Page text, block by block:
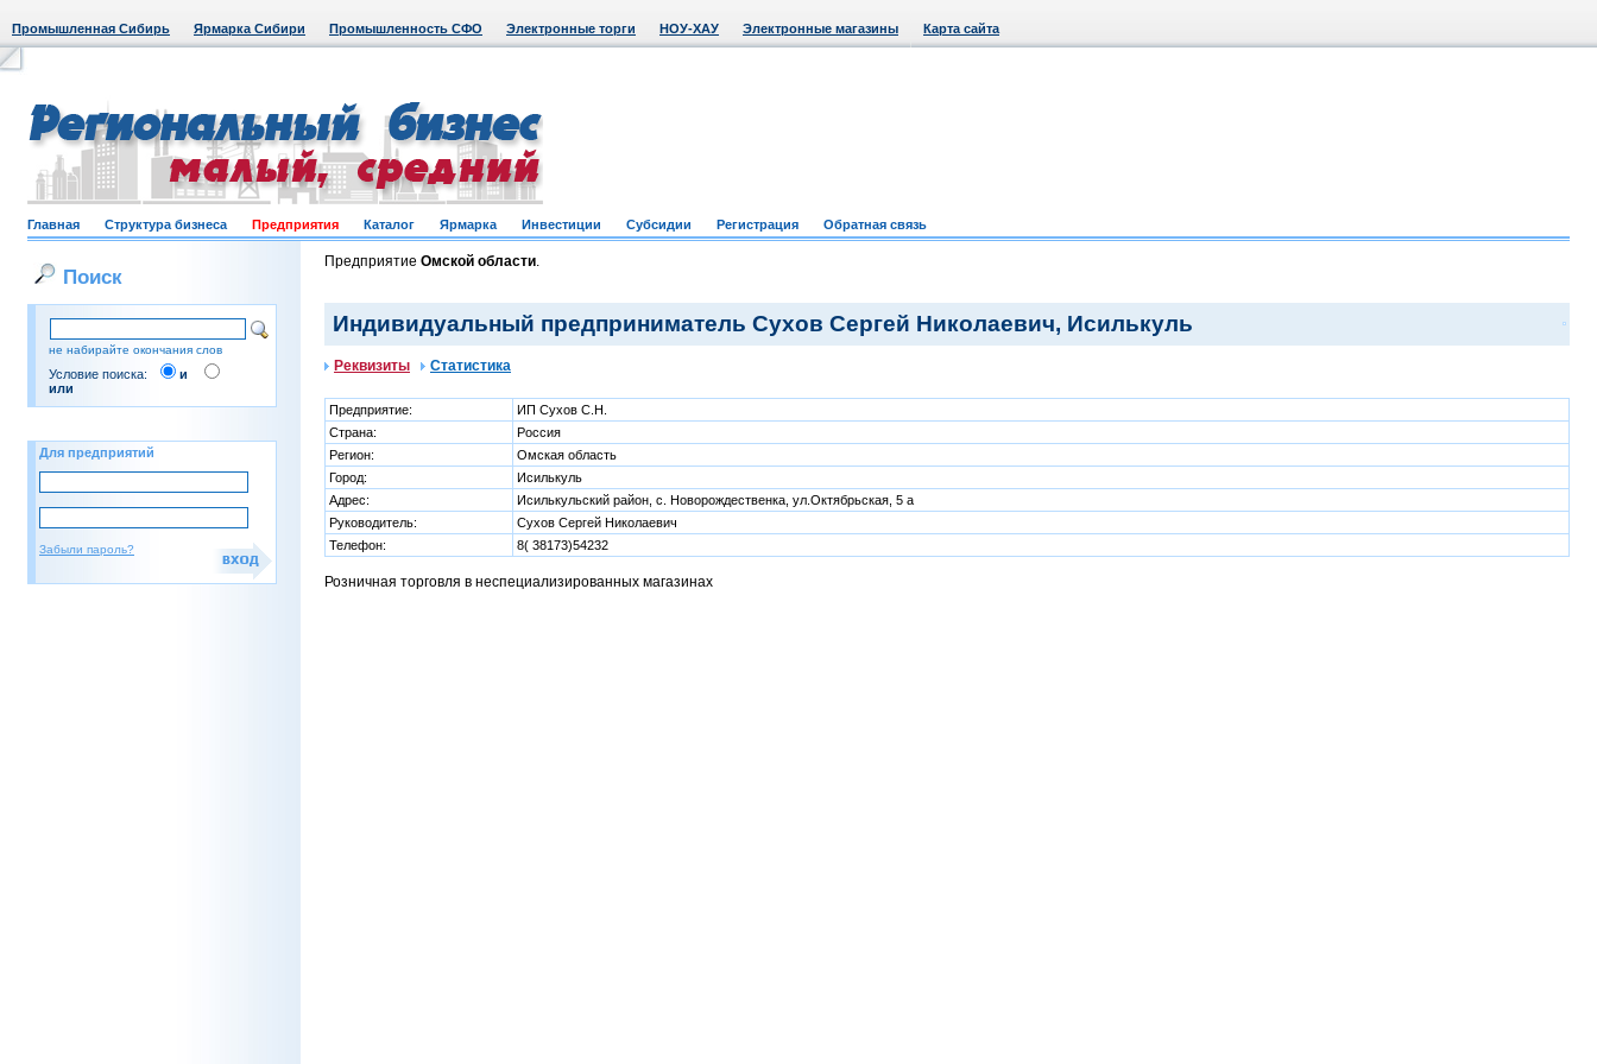
Промышленная Сибирь Ярмарка Сибири Промышленность СФО Электронные торги НОУ-ХАУ Электронные магазины Карта сайта
Главная Структура бизнеса Предприятия Каталог Ярмарка Инвестиции Субсидии Регистрация Обратная связь
Поиск
не набирайте окончания слов
Условие поиска:
и
или
Для предприятий
Забыли пароль?
Предприятие Омской области.
Индивидуальный предприниматель Сухов Сергей Николаевич, Исилькуль
Реквизиты Статистика
Предприятие:
ИП Сухов С.Н.
Страна:
Россия
Регион:
Омская область
Город:
Исилькуль
Адрес:
Исилькульский район, с. Новорождественка, ул.Октябрьская, 5 а
Руководитель:
Сухов Сергей Николаевич
Телефон:
8( 38173)54232
Розничная торговля в неспециализированных магазинах